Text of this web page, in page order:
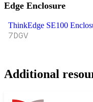
Edge Enclosure
ThinkEdge SE100
7DGV
Additional